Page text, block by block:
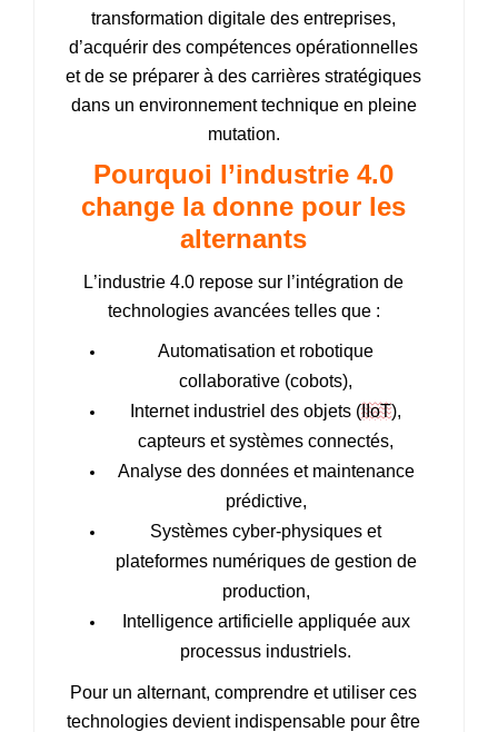
transformation digitale des entreprises,
d’acquérir des compétences opérationnelles
et de se préparer à des carrières stratégiques
dans un environnement technique en pleine
mutation.
Pourquoi l’industrie 4.0
change la donne pour les
alternants
L’industrie 4.0 repose sur l’intégration de
technologies avancées telles que :
Automatisation et robotique
collaborative (cobots),
Internet industriel des objets (IIoT),
capteurs et systèmes connectés,
Analyse des données et maintenance
prédictive,
Systèmes cyber-physiques et
plateformes numériques de gestion de
production,
Intelligence artificielle appliquée aux
processus industriels.
Pour un alternant, comprendre et utiliser ces
technologies devient indispensable pour être